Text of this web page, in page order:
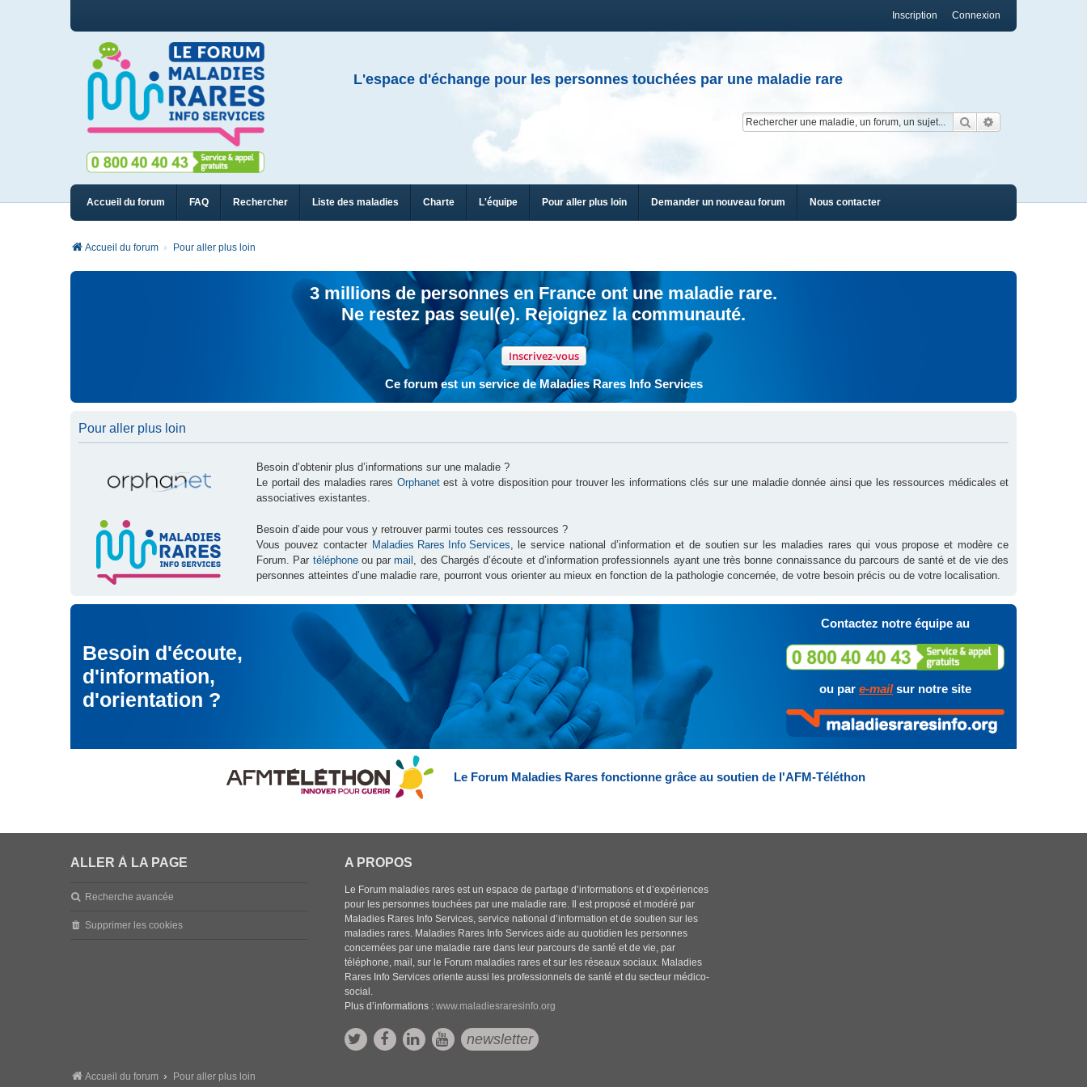
Connexion
Inscription
L'espace d'échange pour les personnes touchées par une maladie rare
Rechercher
Accueil du forum FAQ Rechercher Liste des maladies Charte L'équipe Pour aller plus loin Demander un nouveau forum Nous contacter
Accueil du forum Pour aller plus loin
3 millions de personnes en France ont une maladie rare.
Ne restez pas seul(e). Rejoignez la communauté.
Inscrivez-vous
Ce forum est un service de Maladies Rares Info Services
Pour aller plus loin
Besoin d’obtenir plus d’informations sur une maladie ?
Le portail des maladies rares Orphanetest à votre disposition pour trouver les informations clés sur une maladie donnée ainsi que les ressources médicales et
associatives existantes.
Besoin d’aide pour vous y retrouver parmi toutes ces ressources ?
Vous pouvez contacter Maladies Rares Info Services, le service national d’information et de soutien sur les maladies rares qui vous propose et modère ce
Forum. Par téléphoneou parmail , des Chargés d’écoute et d’information professionnels ayant une très bonne connaissance du parcours de santé et de vie des
personnes atteintes d’une maladie rare, pourront vous orienter au mieux en fonction de la pathologie concernée, de votre besoin précis ou de votre localisation.
Besoin d'écoute,
d'information,
d'orientation ?
Contactez notre équipe au
ou par e-mailsur notre site
Le Forum Maladies Rares fonctionne grâce au soutien de l'AFM-Téléthon
ALLER À LA PAGE
Recherche avancée
Supprimer les cookies
A PROPOS
Le Forum maladies rares est un espace de partage d’informations et d’expériences
pour les personnes touchées par une maladie rare. Il est proposé et modéré par
Maladies Rares Info Services, service national d’information et de soutien sur les
maladies rares. Maladies Rares Info Services aide au quotidien les personnes
concernées par une maladie rare dans leur parcours de santé et de vie, par
téléphone, mail, sur le Forum maladies rares et sur les réseaux sociaux. Maladies
Rares Info Services oriente aussi les professionnels de santé et du secteur médico-
social.
Plus d’informations :www.maladiesraresinfo.org
newsletter
Accueil du forum Pour aller plus loin